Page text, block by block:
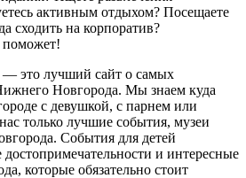
активным отдыхом? Посещаете
сходить на корпоратив?
это лучший сайт о самых
Новгорода. Мы знаем куда
с девушкой, с парнем или
только лучшие события, музеи
События для детей
и интересные
которые обязательно стоит